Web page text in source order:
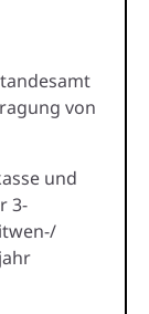
von
und
3-